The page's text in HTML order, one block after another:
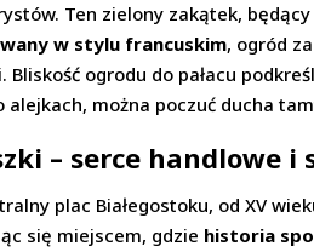
Ten zielony zakątek,
w stylu francuskim, ogród
Bliskość ogrodu do pałacu
alejkach, można poczuć ducha
– serce handlowe i
plac Białegostoku, od XV
się miejscem, gdzie historia